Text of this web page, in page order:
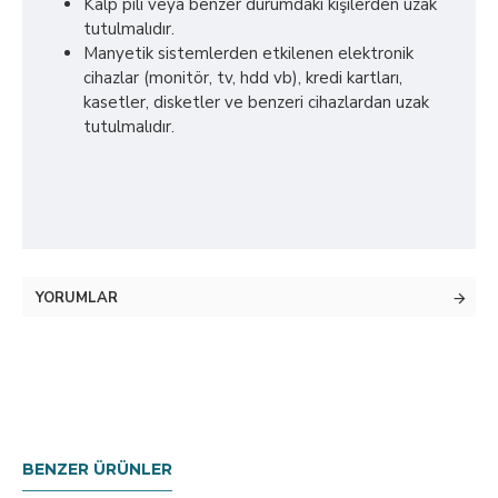
Kalp pili veya benzer durumdaki kişilerden uzak
tutulmalıdır.
Manyetik sistemlerden etkilenen elektronik
cihazlar (monitör, tv, hdd vb), kredi kartları,
kasetler, disketler ve benzeri cihazlardan uzak
tutulmalıdır.
YORUMLAR
BENZER ÜRÜNLER